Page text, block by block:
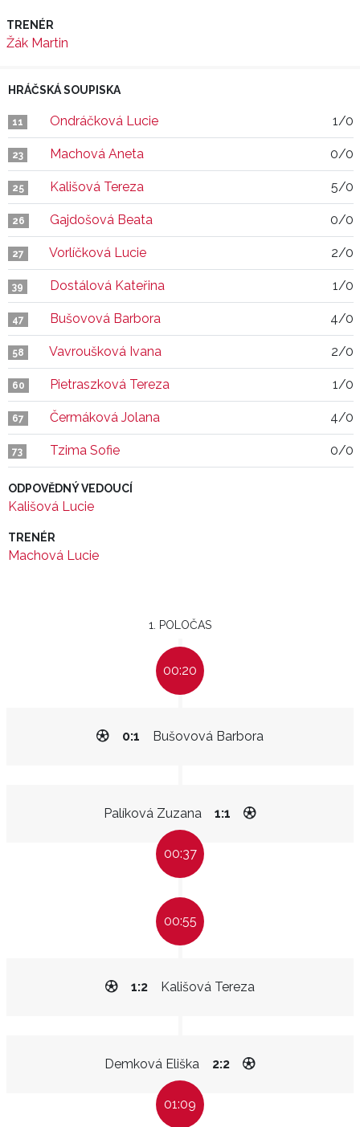
TRENÉR
Žák Martin
HRÁČSKÁ SOUPISKA
11 Ondráčková Lucie 1/0
23 Machová Aneta 0/0
25 Kališová Tereza 5/0
26 Gajdošová Beata 0/0
27 Vorlíčková Lucie 2/0
39 Dostálová Kateřina 1/0
47 Bušovová Barbora 4/0
58 Vavroušková Ivana 2/0
60 Pietraszková Tereza 1/0
67 Čermáková Jolana 4/0
73 Tzima Sofie 0/0
ODPOVĚDNÝ VEDOUCÍ
Kališová Lucie
TRENÉR
Machová Lucie
1. POLOČAS
00:20
Bušovová Barbora
0:1
Palíková Zuzana 1:1
00:37
00:55
Kališová Tereza
1:2
Demková Eliška 2:2
01:09